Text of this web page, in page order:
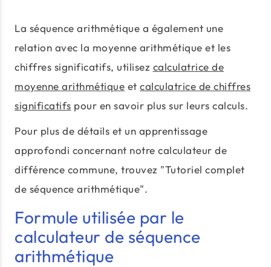
La séquence arithmétique a également une
relation avec la moyenne arithmétique et les
chiffres significatifs, utilisez calculatrice de
moyenne arithmétique et calculatrice de chiffres
significatifs pour en savoir plus sur leurs calculs.
Pour plus de détails et un apprentissage
approfondi concernant notre calculateur de
différence commune, trouvez "Tutoriel complet
de séquence arithmétique".
Formule utilisée par le
calculateur de séquence
arithmétique